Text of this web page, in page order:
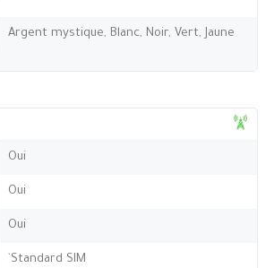
Argent mystique, Blanc, Noir, Vert, Jaune
Oui
Oui
Oui
`Standard SIM